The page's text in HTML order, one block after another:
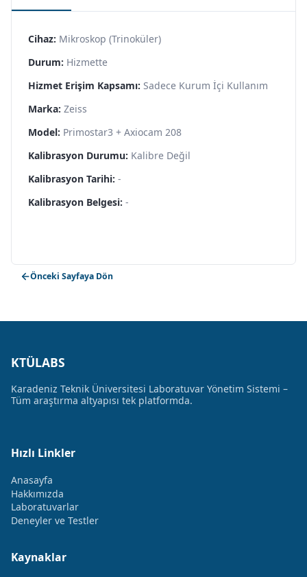
Cihaz: Mikroskop (Trinoküler)
Durum: Hizmette
Hizmet Erişim Kapsamı: Sadece Kurum İçi Kullanım
Marka: Zeiss
Model: Primostar3 + Axiocam 208
Kalibrasyon Durumu: Kalibre Değil
Kalibrasyon Tarihi: -
Kalibrasyon Belgesi: -
Önceki Sayfaya Dön
KTÜLABS
Karadeniz Teknik Üniversitesi Laboratuvar Yönetim Sistemi –
Tüm araştırma altyapısı tek platformda.
Hızlı Linkler
Anasayfa
Hakkımızda
Laboratuvarlar
Deneyler ve Testler
Kaynaklar